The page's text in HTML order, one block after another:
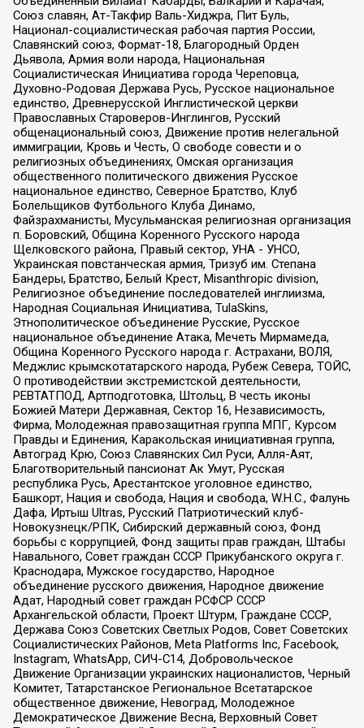
Союз славян, Ат-Такфир Валь-Хиджра, Пит Буль,
Национал-социалистическая рабочая партия России,
Славянский союз, Формат-18, Благородный Орден
Дьявола, Армия воли народа, Национальная
Социалистическая Инициатива города Череповца,
Духовно-Родовая Держава Русь, Русское национальное
единство, Древнерусской Инглистической церкви
Православных Староверов-Инглингов, Русский
общенациональный союз, Движение против нелегальной
иммиграции, Кровь и Честь, О свободе совести и о
религиозных объединениях, Омская организация
общественного политического движения Русское
национальное единство, Северное Братство, Клуб
Болельщиков Футбольного Клуба Динамо,
Файзрахманисты, Мусульманская религиозная организация
п. Боровский, Община Коренного Русского народа
Щелковского района, Правый сектор, УНА - УНСО,
Украинская повстанческая армия, Тризуб им. Степана
Бандеры, Братство, Белый Крест, Misanthropic division,
Религиозное объединение последователей инглиизма,
Народная Социальная Инициатива, TulaSkins,
Этнополитическое объединение Русские, Русское
национальное объединение Атака, Мечеть Мирмамеда,
Община Коренного Русского народа г. Астрахани, ВОЛЯ,
Меджлис крымскотатарского народа, Рубеж Севера, ТОЙС,
О противодействии экстремистской деятельности,
РЕВТАТПОД, Артподготовка, Штольц, В честь иконы
Божией Матери Державная, Сектор 16, Независимость,
Фирма, Молодежная правозащитная группа МПГ, Курсом
Правды и Единения, Каракольская инициативная группа,
Автоград Крю, Союз Славянских Сил Руси, Алля-Аят,
Благотворительный пансионат Ак Умут, Русская
республика Русь, Арестантское уголовное единство,
Башкорт, Нация и свобода, Нация и свобода, W.H.С., Фалунь
Дафа, Иртыш Ultras, Русский Патриотический клуб-
Новокузнецк/РПК, Сибирский державный союз, Фонд
борьбы с коррупцией, Фонд защиты прав граждан, Штабы
Навального, Совет граждан СССР Прикубанского округа г.
Краснодара, Мужское государство, Народное
объединение русского движения, Народное движение
Адат, Народный совет граждан РСФСР СССР
Архангельской области, Проект Штурм, Граждане СССР,
Держава Союз Советских Светлых Родов, Совет Советских
Социалистических Районов, Meta Platforms Inc, Facebook,
Instagram, WhatsApp, СИЧ-С14, Добровольческое
Движение Организации украинских националистов, Черный
Комитет, Татарстанское Региональное Всетатарское
общественное движение, Невоград, Молодежное
Демократическое Движение Весна, Верховный Совет